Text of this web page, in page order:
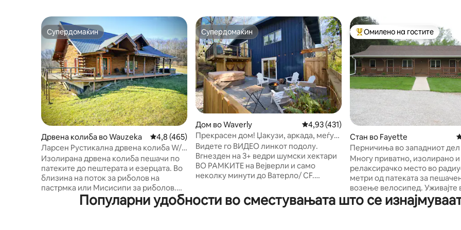
Супердомаќин
Супердомаќин
Дрвена колиба во Wauzeka Просечна оцена: 4,8 од 5, 465 рецензии
4,8 (465)
Ларсен Рустикална дрвена колиба W/
Надворешна хидромасажна када
Изолирана дрвена колиба пешачи по
патеките до пештерата и езерцата. Во
близина на поток за риболов на
пастрмка или Мисисипи за риболов.
Донесете го вашиот теренски возило
(UTV) и возете по приватните патеки
Супердомаќин
Супердомаќин
Дом во Waverly Просечна оцена: 4,93 од 5, 431 рецензии
4,93 (431)
Прекрасен дом! Џакузи, аркада, меѓу
првите 10 во Ајова!
Видете го ВИДЕО линкот подолу.
Вгнезден на 3+ ведри шумски хектари
ВО РАМКИТЕ на Вејверли и само
неколку минути до Ватерло/ CF.
денот со кафе на платформата,
впивајќи го погледот и гледајќи ги
Меѓу најуспешните „Омилени
Омилено на гостите
Стан во Fayette
Перничиња во западниот дел
Многу приватно, изолирано и
релаксирачко место во
метри од патеката за
возење велосипед. Уживајте во дивиот
свет, многу елени и орли за
гледате големиот отворен
Популарни удобности во сместувањата што се